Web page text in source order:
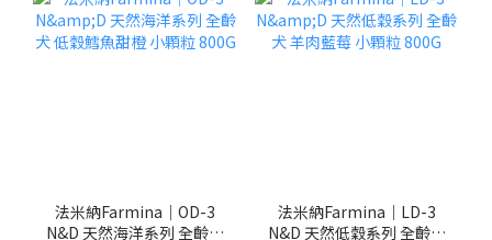
法米納Farmina｜OD-3
N&D 天然海洋系列 全齡犬
法米納Farmina｜LD-3
N&D 天然低穀系列 全齡犬